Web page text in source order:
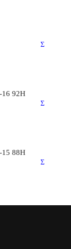
Σ
16 92H
Σ
15 88H
Σ